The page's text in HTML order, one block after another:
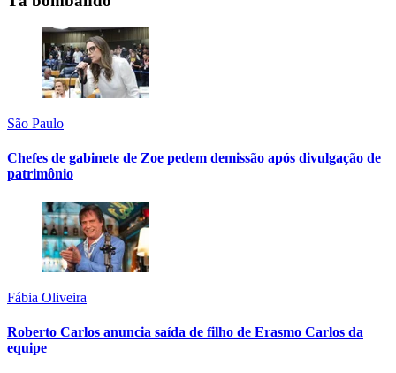
São Paulo
Chefes de gabinete de Zoe pedem demissão após divulgação de
patrimônio
Fábia Oliveira
Roberto Carlos anuncia saída de filho de Erasmo Carlos da
equipe